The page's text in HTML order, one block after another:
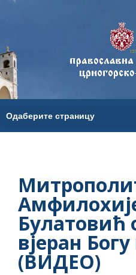
Булатовић
вјеран
(ВИДЕО)